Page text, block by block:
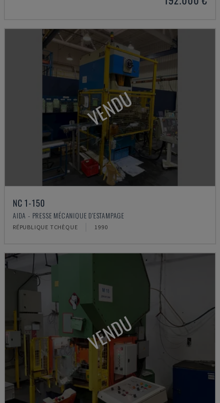
VENDU
NC 1-150
AIDA - PRESSE MÉCANIQUE D'ESTAMPAGE
RÉPUBLIQUE TCHÈQUE 1990
VENDU